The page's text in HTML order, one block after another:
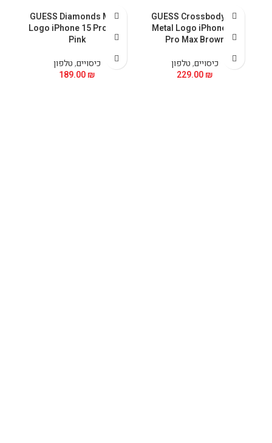
GUESS Crossbody PU
Metal Logo iPhone 15
Pro Max Brown
כיסויים,טלפון
229.00₪
GUESS Diamonds Metal
Logo iPhone 15 Pro Max
Pink
כיסויים,טלפון
189.00₪